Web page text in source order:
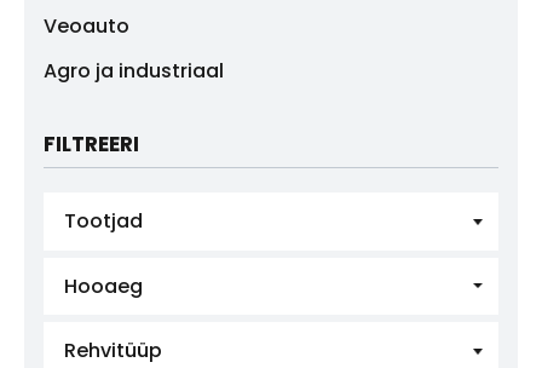
Veoauto
Agro ja industriaal
FILTREERI
Tootjad
Rehvitüüp
Hooaeg